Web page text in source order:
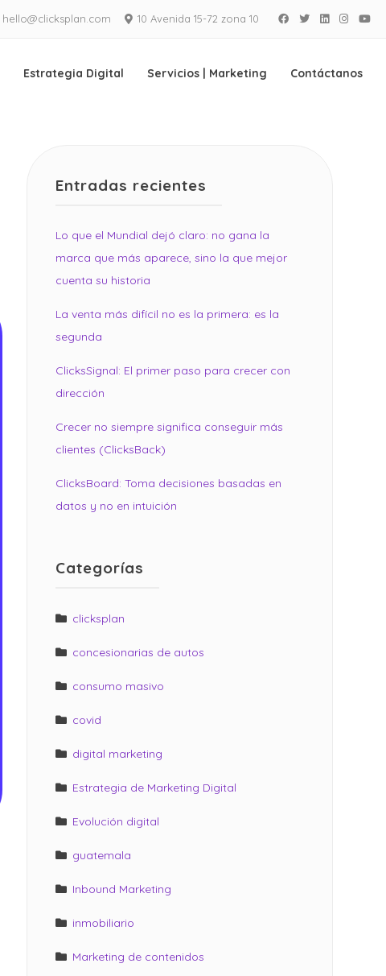
hello@clicksplan.com 10 Avenida 15-72 zona 10 Facebook
TwitterLinkedIn
Estrategia Digital Servicios | Marketing Contáctanos
Entradas recientes
Lo que el Mundial dejó claro: no gana la
marca que más aparece, sino la que mejor
cuenta su historia
La venta más difícil no es la primera: es la
segunda
ClicksSignal: El primer paso para crecer con
dirección
Crecer no siempre significa conseguir más
clientes (ClicksBack)
ClicksBoard: Toma decisiones basadas en
datos y no en intuición
Categorías
clicksplan
concesionarias de autos
consumo masivo
covid
digital marketing
Estrategia de Marketing Digital
Evolución digital
guatemala
Inbound Marketing
inmobiliario
Marketing de contenidos